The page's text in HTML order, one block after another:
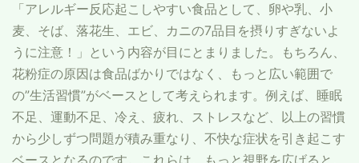
「アレルギー反応起こしやすい食品として、卵や乳、小
麦、そば、落花生、エビ、カニの7品目を摂りすぎないよ
うに注意！」という内容が目にとまりました。もちろん、
花粉症の原因は食品ばかりではなく、もっと広い範囲で
の”生活習慣”がベースとして考えられます。例えば、睡眠
不足、運動不足、冷え、疲れ、ストレスなど、以上の習慣
から少しずつ問題が積み重なり、不快な症状を引き起こす
ベースとなるのです。これらは、もっと視野を広げると、